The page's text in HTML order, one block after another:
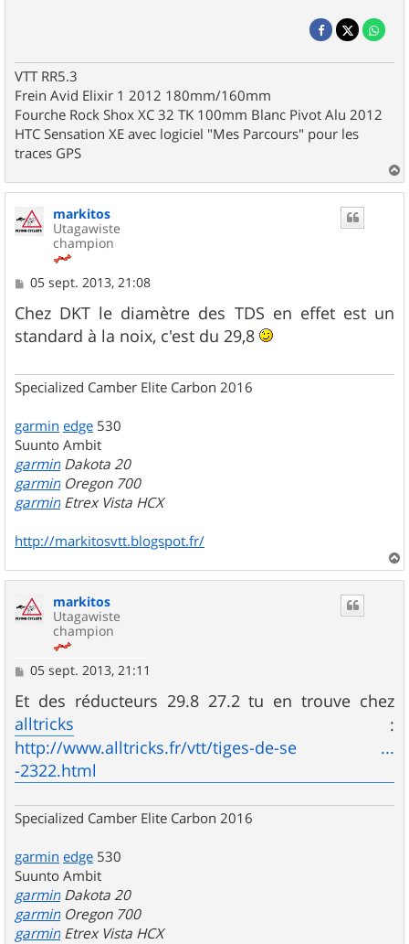
VTT RR5.3
Frein Avid Elixir 1 2012 180mm/160mm
Fourche Rock Shox XC 32 TK 100mm Blanc Pivot Alu 2012
HTC Sensation XE avec logiciel "Mes Parcours" pour les
traces GPS
a
u
markitos
Utagawiste
champion
M
s
s
a
05 sept. 2013, 21:08
Chez DKT le diamètre des TDS en effet est un
standard à la noix, c'est du 29,8
Specialized Camber Elite Carbon 2016
garmin edge 530
Suunto Ambit
garmin Dakota 20
garmin Oregon 700
garmin Etrex Vista HCX
http://markitosvtt.blogspot.fr/
a
markitos
Utagawiste
champion
M
s
s
a
g
e
05 sept. 2013, 21:11
Et des réducteurs 29.8 27.2 tu en trouve chez
alltricks :
http://www.alltricks.fr/vtt/tiges-de-se ...
-2322.html
Specialized Camber Elite Carbon 2016
garmin edge 530
Suunto Ambit
garmin Dakota 20
garmin Oregon 700
garmin Etrex Vista HCX